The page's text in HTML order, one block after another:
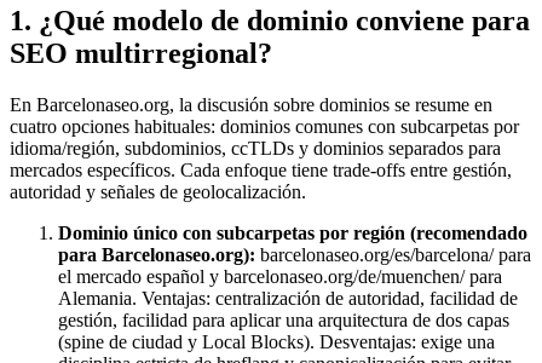
1. ¿Qué modelo de dominio conviene para
SEO multirregional?
En Barcelonaseo.org, la discusión sobre dominios se resume en
cuatro opciones habituales: dominios comunes con subcarpetas por
idioma/región, subdominios, ccTLDs y dominios separados para
mercados específicos. Cada enfoque tiene trade-offs entre gestión,
autoridad y señales de geolocalización.
Dominio único con subcarpetas por región (recomendado
para Barce­lonaseo.org): barcelonaseo.org/es/barcelona/ para
el mercado español y barcelonaseo.org/de/muenchen/ para
Alemania. Ventajas: centralización de autoridad, facilidad de
gestión, facilidad para aplicar una arquitectura de dos capas
(spine de ciudad y Local Blocks). Desventajas: exige una